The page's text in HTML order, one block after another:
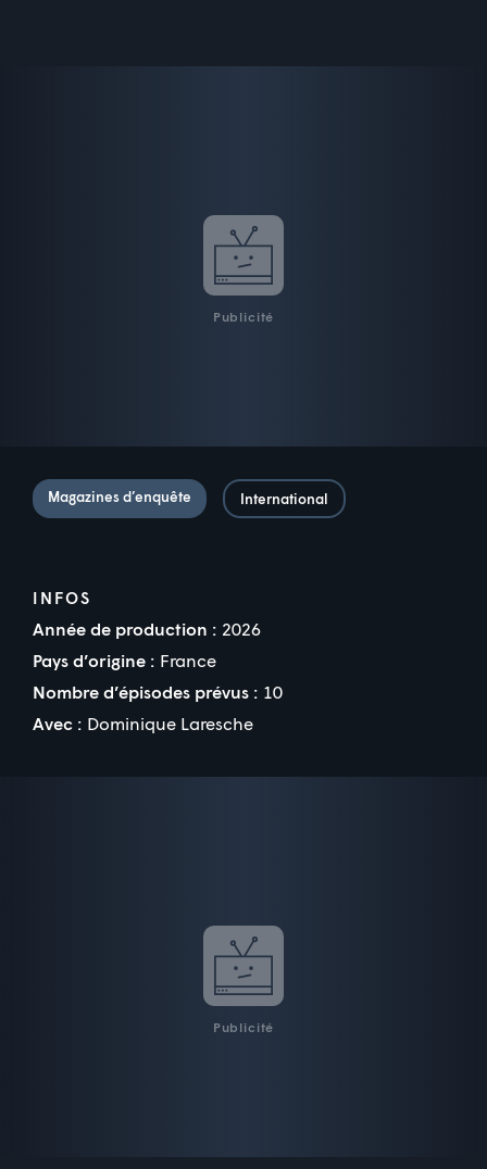
Publicité
Magazines d’enquête International
INFOS
Année de production : 2026
Pays d’origine : France
Nombre d’épisodes prévus : 10
Avec : Dominique Laresche
Publicité